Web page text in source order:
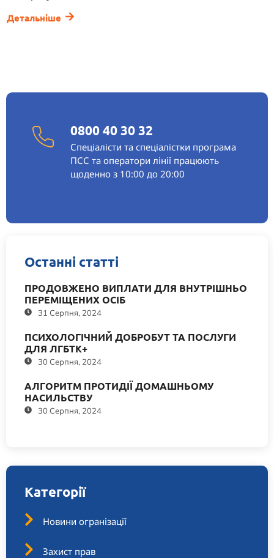
Детальніше
0800 40 30 32
Спеціалісти та спеціалістки програма
ПСС та оператори лінії працюють
щоденно з 10:00 до 20:00
Останні статті
ПРОДОВЖЕНО ВИПЛАТИ ДЛЯ ВНУТРІШНЬО
ПЕРЕМІЩЕНИХ ОСІБ
31 Серпня, 2024
ПСИХОЛОГІЧНИЙ ДОБРОБУТ ТА ПОСЛУГИ
ДЛЯ ЛГБТК+
30 Серпня, 2024
АЛГОРИТМ ПРОТИДІЇ ДОМАШНЬОМУ
НАСИЛЬСТВУ
30 Серпня, 2024
Категорії
Новини огранізації
Захист прав